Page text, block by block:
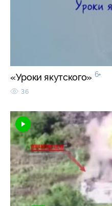
«Уроки якутского» 6+
36